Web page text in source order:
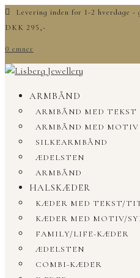
Levering inden for 1-2 hverdage -
DKK 295,-
0 emner
ARMBÅND
ARMBÅND MED TEKST
ARMBÅND MED MOTIV
SILKEARMBÅND
ÆDELSTEN
ARMBÅND
HALSKÆDER
KÆDER MED TEKST/
KÆDER MED MOTIV/
FAMILY/LIFE-KÆDER
ÆDELSTEN
COMBI-KÆDER